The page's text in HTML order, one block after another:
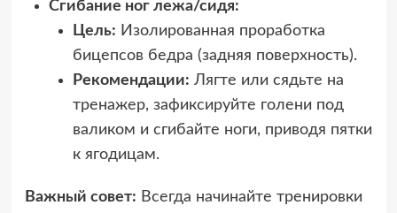
Сгибание ног лежа/сидя:
Цель: Изолированная проработка
бицепсов бедра (задняя поверхность).
Рекомендации: Лягте или сядьте на
тренажер, зафиксируйте голени под
валиком и сгибайте ноги, приводя пятки
к ягодицам.
Важный совет: Всегда начинайте тренировки